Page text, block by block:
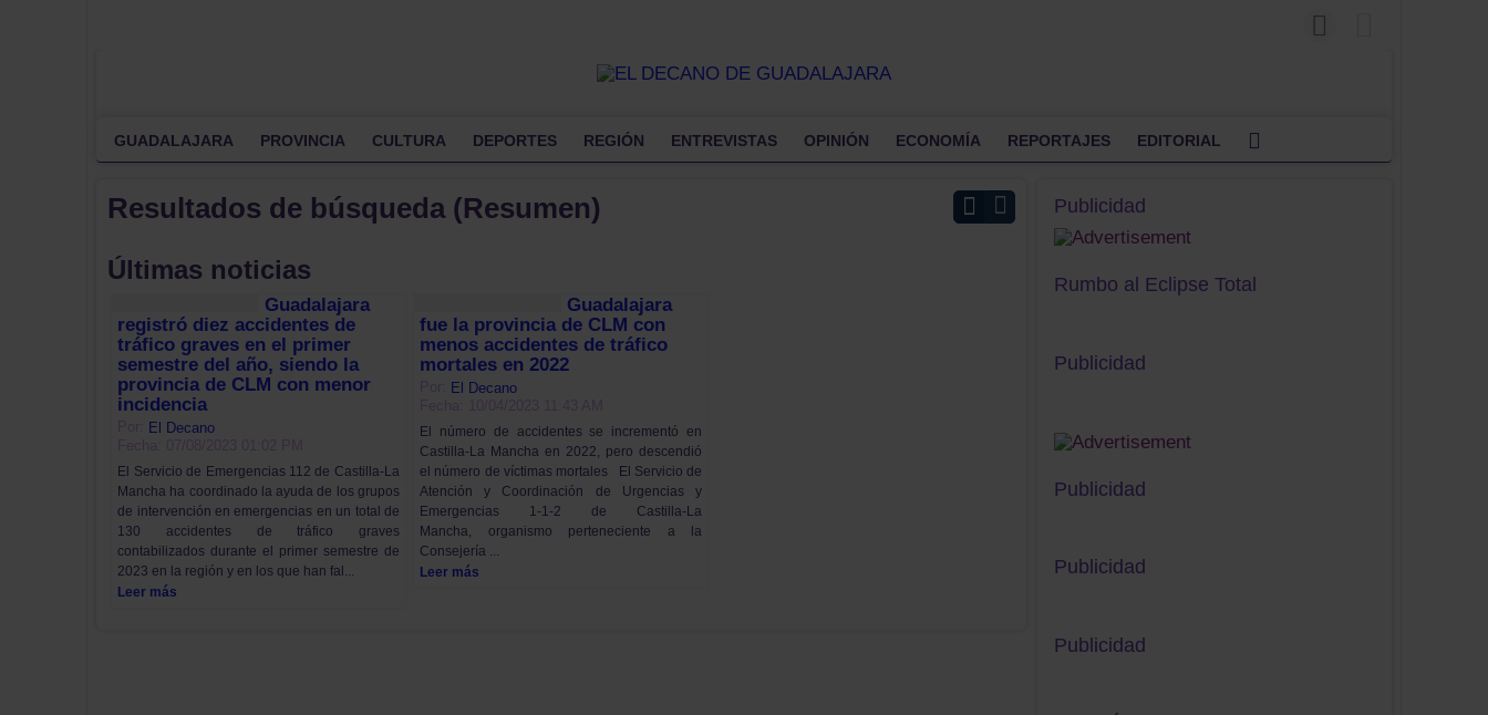
GUADALAJARA PROVINCIA CULTURA DEPORTES REGIÓN ENTREVISTAS OPINIÓN ECONOMÍA REPORTAJES EDITORIAL
Resultados de búsqueda (Resumen)
Últimas noticias
Guadalajara
registró diez accidentes de
tráfico graves en el primer
semestre del año, siendo la
provincia de CLM con menor
incidencia
El Decano
El Servicio de Emergencias 112 de Castilla-La
Mancha ha coordinado la ayuda de los grupos
de intervención en emergencias en un total de
130 accidentes de tráfico graves
contabilizados durante el primer semestre de
2023 en la región y en los que han fal...
Leer más
Guadalajara
fue la provincia de CLM con
menos accidentes de tráfico
mortales en 2022
El Decano
El número de accidentes se incrementó en
Castilla-La Mancha en 2022, pero descendió
el número de víctimas mortales El Servicio de
Atención y Coordinación de Urgencias y
Emergencias 1-1-2 de Castilla-La
Mancha, organismo perteneciente a la
Consejería ...
Leer más
Publicidad
Rumbo al Eclipse Total
Publicidad
Publicidad
Publicidad
Publicidad